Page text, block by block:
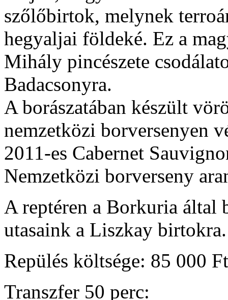
szőlőbirtok, melynek
hegyaljai földeké. Ez a
Mihály pincészete
Badacsonyra.
A borászatában készült
nemzetközi borversenyen
2011-es Cabernet
Nemzetközi borverseny
A reptéren a Borkuria
utasaink a Liszkay
Repülés költsége: 85 000
Transzfer 50 perc: